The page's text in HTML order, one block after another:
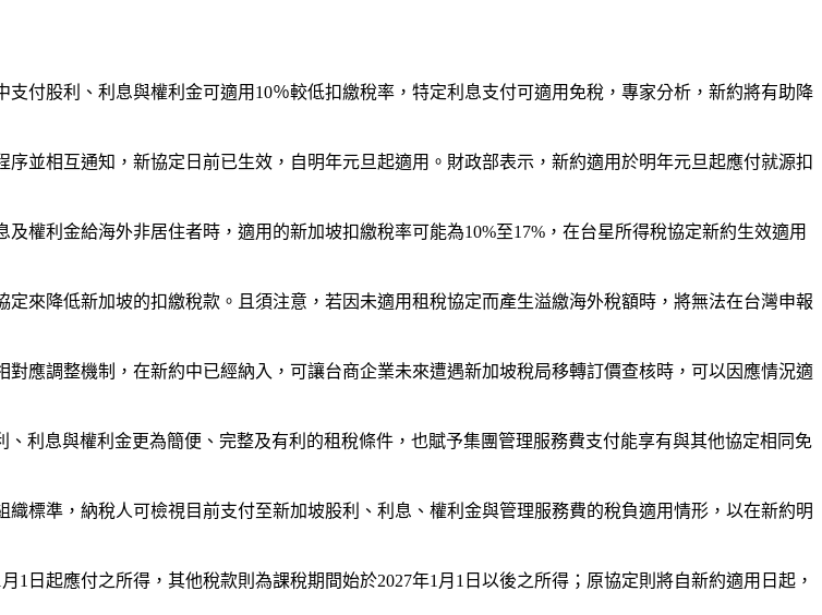
付股利、利息與權利金可適用10％較低扣繳稅率，特定利息支付可適用免稅，專家分析，新約將有助降
並相互通知，新協定日前已生效，自明年元旦起適用。財政部表示，新約適用於明年元旦起應付就源扣
權利金給海外非居住者時，適用的新加坡扣繳稅率可能為10%至17%，在台星所得稅協定新約生效適用
來降低新加坡的扣繳稅款。且須注意，若因未適用租稅協定而產生溢繳海外稅額時，將無法在台灣申報
應調整機制，在新約中已經納入，可讓台商企業未來遭遇新加坡稅局移轉訂價查核時，可以因應情況適
利息與權利金更為簡便、完整及有利的租稅條件，也賦予集團管理服務費支付能享有與其他協定相同免
標準，納稅人可檢視目前支付至新加坡股利、利息、權利金與管理服務費的稅負適用情形，以在新約明
日起應付之所得，其他稅款則為課稅期間始於2027年1月1日以後之所得；原協定則將自新約適用日起，